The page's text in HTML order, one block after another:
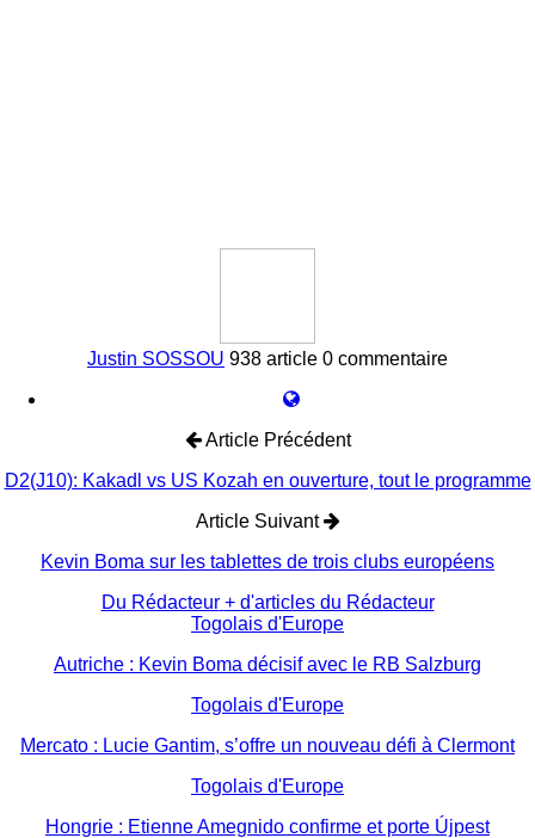
Justin SOSSOU 938 article 0 commentaire
Article Précédent
D2(J10): Kakadl vs US Kozah en ouverture, tout le programme
Article Suivant
Kevin Boma sur les tablettes de trois clubs européens
Du Rédacteur + d'articles du Rédacteur
Togolais d'Europe
Autriche : Kevin Boma décisif avec le RB Salzburg
Togolais d'Europe
Mercato : Lucie Gantim, s’offre un nouveau défi à Clermont
Togolais d'Europe
Hongrie : Etienne Amegnido confirme et porte Újpest